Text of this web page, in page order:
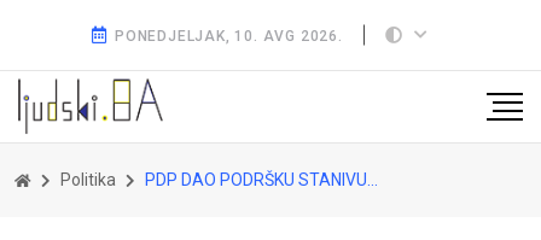
PONEDJELJAK, 10. AVG 2026.
Politika PDP DAO PODRŠKU STANIVUKOVIĆU: Dio stranke pravi novi politički pokret